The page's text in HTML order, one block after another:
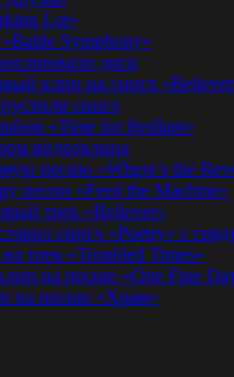
Lot»
Sуmphоnу»
диск
клип на сингл
сингл
«Time for Bedlam»
видеоклипа
песню «Where’s the
песни «Feed the Machine»
трек «Believer»
сингл «Poetry» с
трек «Troubled Times»
на песню «One Fine
на песню «Храм»